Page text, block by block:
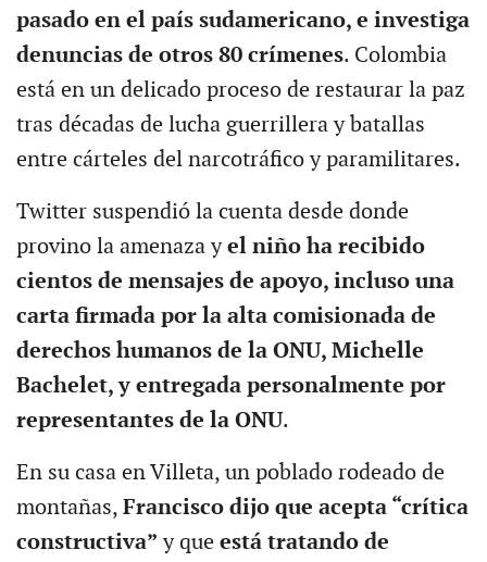
pasado en el país sudamericano, e investiga
denuncias de otros 80 crímenes. Colombia
está en un delicado proceso de restaurar la paz
tras décadas de lucha guerrillera y batallas
entre cárteles del narcotráfico y paramilitares.
Twitter suspendió la cuenta desde donde
provino la amenaza yel niño ha recibido
cientos de mensajes de apoyo, incluso una
carta firmada por la alta comisionada de
derechos humanos de la ONU, Michelle
Bachelet, y entregada personalmente por
representantes de la ONU.
En su casa en Villeta, un poblado rodeado de
montañas, Francisco dijo que acepta “crítica
constructiva” y que está tratando de